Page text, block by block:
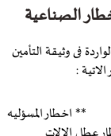
الصناعية
وثيقة التأمين
:
المسؤليه